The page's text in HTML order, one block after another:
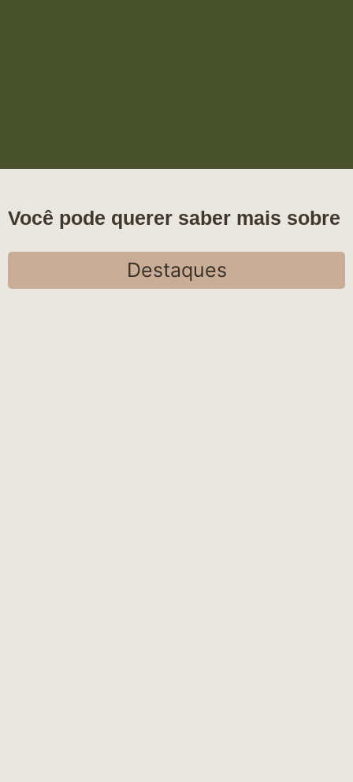
Você pode querer saber mais sobre
Destaques